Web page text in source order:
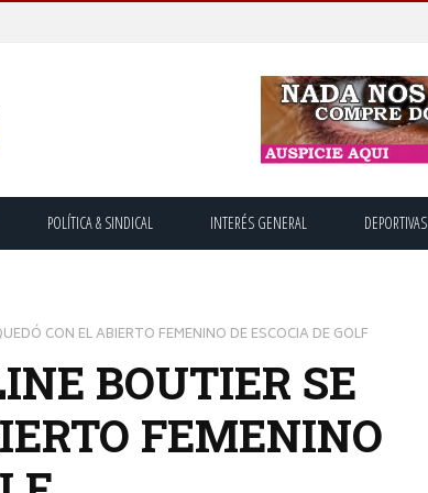
POLÍTICA & SINDICAL INTERÉS GENERAL DEPORTIVAS
CON EL ABIERTO FEMENINO DE ESCOCIA DE GOLF
BOUTIER SE
FEMENINO